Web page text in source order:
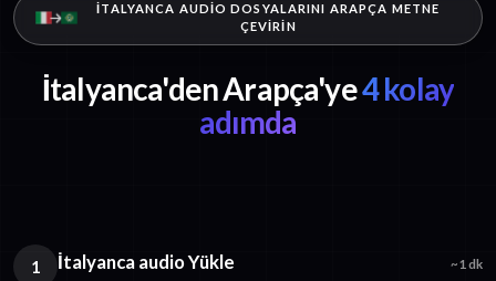
İTALYANCA AUDIO DOSYALARINI ARAPÇA METNE
ÇEVIRIN
İtalyanca'den Arapça'ye4 kolay
adımda
1 İtalyanca audio Yükle ~1 dk